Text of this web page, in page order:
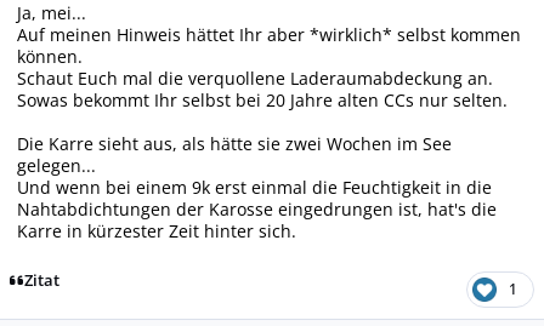
Ja, mei...
Auf meinen Hinweis hättet Ihr aber *wirklich* selbst kommen
können.
Schaut Euch mal die verquollene Laderaumabdeckung an.
Sowas bekommt Ihr selbst bei 20 Jahre alten CCs nur selten.
Die Karre sieht aus, als hätte sie zwei Wochen im See
gelegen...
Und wenn bei einem 9k erst einmal die Feuchtigkeit in die
Nahtabdichtungen der Karosse eingedrungen ist, hat's die
Karre in kürzester Zeit hinter sich.
Zitat 1